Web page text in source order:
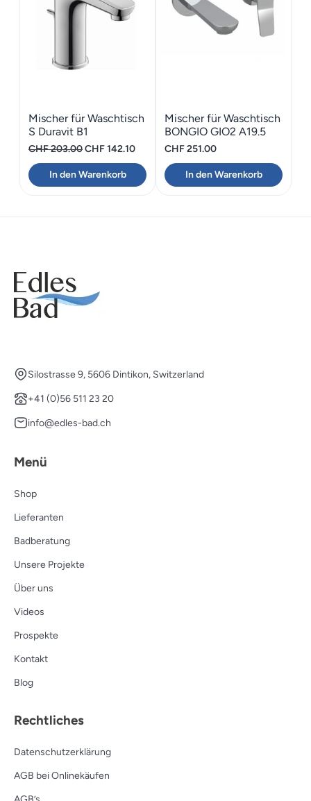
Mischer für Waschtisch
S Duravit B1
CHF203.00Ursprünglicher
Preis
war:
CHF142.10Aktueller
Preis
ist:
In den Warenkorb
Mischer für Waschtisch
BONGIO GIO2 A19.5
CHF251.00
In den Warenkorb
Silostrasse 9, 5606 Dintikon, Switzerland
+41 (0)56 511 23 20
info@edles-bad.ch
Menü
Shop
Lieferanten
Badberatung
Unsere Projekte
Über uns
Videos
Prospekte
Kontakt
Blog
Rechtliches
Datenschutzerklärung
AGB bei Onlinekäufen